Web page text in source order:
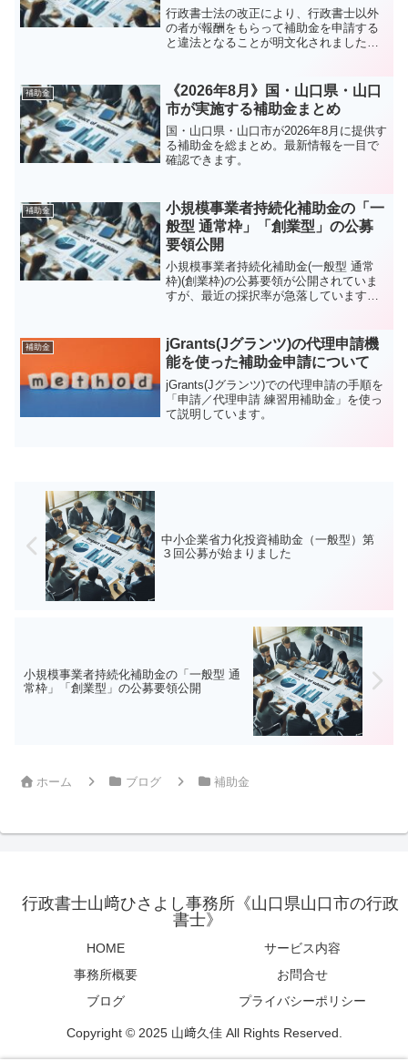
行政書士法の改正により、行政書士以外
の者が報酬をもらって補助金を申請する
と違法となることが明文化されました。
ます。
補助金
《2026年8月》国・山口県・山口
市が実施する補助金まとめ
国・山口県・山口市が2026年8月に提供す
る補助金を総まとめ。最新情報を一目で
確認できます。
補助金
小規模事業者持続化補助金の「一
般型 通常枠」「創業型」の公募
要領公開
小規模事業者持続化補助金(一般型 通常
枠)(創業枠)の公募要領が公開されていま
すが、最近の採択率が急落しています。
事業計画を作成するお手伝いをさせて頂
きます。
補助金
jGrants(Jグランツ)の代理申請機
能を使った補助金申請について
jGrants(Jグランツ)での代理申請の手順を
「申請／代理申請 練習用補助金」を使っ
て説明しています。
中小企業省力化投資補助金（一般型）第
３回公募が始まりました
小規模事業者持続化補助金の「一般型 通
常枠」「創業型」の公募要領公開
ホーム ブログ 補助金
行政書士山﨑ひさよし事務所《山口県山口市の行政
書士》
HOME
サービス内容
事務所概要
お問合せ
ブログ
プライバシーポリシー
Copyright © 2025 山﨑久佳 All Rights Reserved.